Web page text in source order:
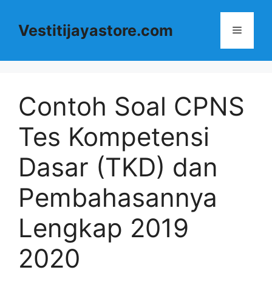
Vestitijayastore.com Menu
Contoh Soal CPNS
Tes Kompetensi
Dasar (TKD) dan
Pembahasannya
Lengkap 2019
2020